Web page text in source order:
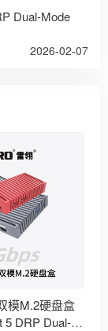
Dual-Mode
2026-02-07
模M.2硬盘盒
5 DRP Dual-